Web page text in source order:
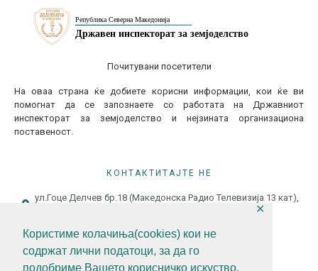
Користиме колачиња(cookies) кои не
содржат лични податоци, за да го
подобриме Вашето корисничко искуство,
✕
Почитувани посетители
На оваа страна ќе добиете корисни информации, кои ќе ви
помогнат да се запознаете со работата на Државниот
инспекторат за земјоделство и нејзината организациона
поставеност.
КОНТАКТИТАЈТЕ НЕ
ул.Гоце Делчев бр.18 (Македонска Радио Телевизија 13 кат),
+389 (0)2 3121 462
+389 (0)2 3121 462